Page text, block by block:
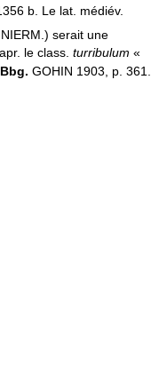
b. Le lat. médiév.
serait une
le class. turribulum «
Bbg. GOHIN 1903, p. 361.